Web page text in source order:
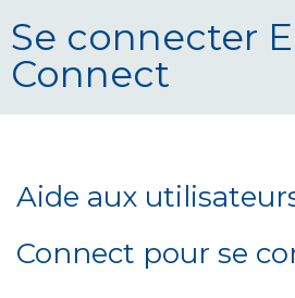
Se connecter
Connect
Aide aux
Connect pour se